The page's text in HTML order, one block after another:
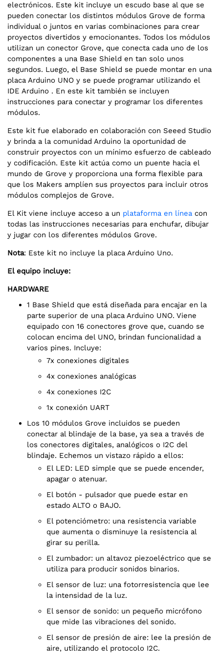
electrónicos. Este kit incluye un escudo base al que se
pueden conectar los distintos módulos Grove de forma
individual o juntos en varias combinaciones para crear
proyectos divertidos y emocionantes. Todos los módulos
utilizan un conector Grove, que conecta cada uno de los
componentes a una Base Shield en tan solo unos
segundos. Luego, el Base Shield se puede montar en una
placa Arduino UNO y se puede programar utilizando el
IDE Arduino . En este kit también se incluyen
instrucciones para conectar y programar los diferentes
módulos.
Este kit fue elaborado en colaboración con Seeed Studio
y brinda a la comunidad Arduino la oportunidad de
construir proyectos con un mínimo esfuerzo de cableado
y codificación. Este kit actúa como un puente hacia el
mundo de Grove y proporciona una forma flexible para
que los Makers amplíen sus proyectos para incluir otros
módulos complejos de Grove.
El Kit viene incluye acceso a un plataforma en línea con
todas las instrucciones necesarias para enchufar, dibujar
y jugar con los diferentes módulos Grove.
Nota: Este kit no incluye la placa Arduino Uno.
El equipo incluye:
HARDWARE
1 Base Shield que está diseñada para encajar en la
parte superior de una placa Arduino UNO. Viene
equipado con 16 conectores grove que, cuando se
colocan encima del UNO, brindan funcionalidad a
varios pines. Incluye:
7x conexiones digitales
4x conexiones analógicas
4x conexiones I2C
1x conexión UART
Los 10 módulos Grove incluidos se pueden
conectar al blindaje de la base, ya sea a través de
los conectores digitales, analógicos o I2C del
blindaje. Echemos un vistazo rápido a ellos:
El LED: LED simple que se puede encender,
apagar o atenuar.
El botón - pulsador que puede estar en
estado ALTO o BAJO.
El potenciómetro: una resistencia variable
que aumenta o disminuye la resistencia al
girar su perilla.
El zumbador: un altavoz piezoeléctrico que se
utiliza para producir sonidos binarios.
El sensor de luz: una fotorresistencia que lee
la intensidad de la luz.
El sensor de sonido: un pequeño micrófono
que mide las vibraciones del sonido.
El sensor de presión de aire: lee la presión de
aire, utilizando el protocolo I2C.